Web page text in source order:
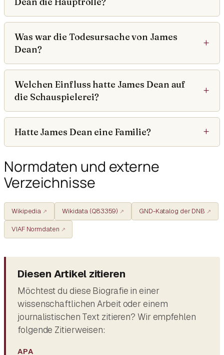
Was war die Todesursache von James
Dean?
Welchen Einfluss hatte James Dean auf
die Schauspielerei?
Hatte James Dean eine Familie?
Normdaten und externe
Verzeichnisse
Wikipedia Wikidata (Q83359) GND-Katalog der DNB
VIAF Normdaten
Diesen Artikel zitieren
Möchtest du diese Biografie in einer
wissenschaftlichen Arbeit oder einem
journalistischen Text zitieren? Wir empfehlen
folgende Zitierweisen:
APA